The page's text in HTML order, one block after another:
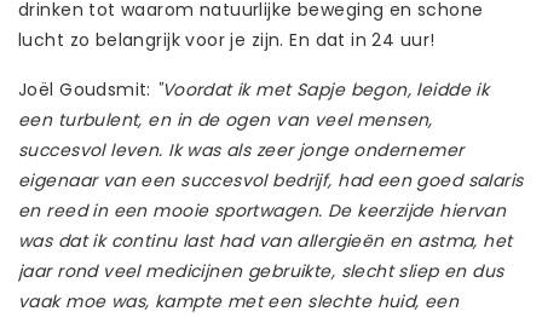
drinken tot waarom natuurlijke beweging en schone
lucht zo belangrijk voor je zijn. En dat in 24 uur!
Joël Goudsmit: "Voordat ik met Sapje begon, leidde ik
een turbulent, en in de ogen van veel mensen,
succesvol leven. Ik was als zeer jonge ondernemer
eigenaar van een succesvol bedrijf, had een goed salaris
en reed in een mooie sportwagen. De keerzijde hiervan
was dat ik continu last had van allergieën en astma, het
jaar rond veel medicijnen gebruikte, slecht sliep en dus
vaak moe was, kampte met een slechte huid, een